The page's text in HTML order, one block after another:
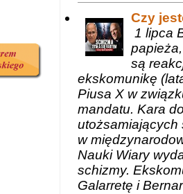
Czy
1 lipca
są
ekskomunikę
Piusa X w
mandatu. Kara
utożsamiających
w
Nauki Wiary
schizmy.
Galarretę i